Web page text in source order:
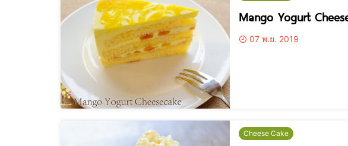
Mango Yogurt
07 พ.ย. 2019
Cheese Cake